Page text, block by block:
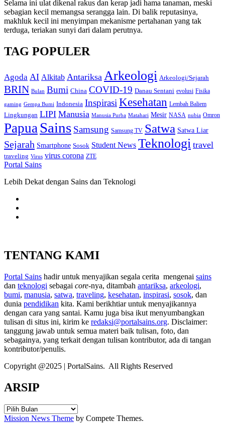
Selama ini ulat dikenal rakus dan kerap jadi hama tanaman, meski
sebagian kecil memangsa serangga lain. Di balik reputasinya,
makhluk kecil ini menyimpan mekanisme pertahanan yang tak
terduga, teriakan sunyi dari dalam perutnya.
TAG POPULER
Agoda AI Alkitab Antariksa Arkeologi Arkeologi/Sejarah
BRIN Bulan Bumi China COVID-19 Danau Sentani evolusi Fisika
gaming Gempa Bumi Indonesia InspirasiKesehatan Lembah Baliem
Lingkungan LIPI Manusia Manusia Purba Matahari Mesir NASA nubia Omron
Papua Sains Samsung Samsung TV Satwa Satwa Liar
Sejarah Smartphone Sosok Student News Teknologi travel
traveling Virus virus corona ZTE
Portal Sains
Lebih Dekat dengan Sains dan Teknologi
TENTANG KAMI
Portal Sains hadir untuk menyajikan segala cerita mengenai sains
dan teknologi sebagai core-nya, ditambah antariksa, arkeologi,
bumi, manusia, satwa, traveling, kesehatan, inspirasi, sosok, dan
dunia pendidikan kita. Kami berikhtiar untuk menyajikannya
dengan cara yang santai. Kamu juga bisa ikut menyumbangkan
tulisan di situs ini, kirim ke redaksi@portalsains.org. Disclaimer:
tanggung jawab untuk semua materi baik tulisan, foto, dan
sebagainya, yang terkait dengan tulisan kontributor, ada di tangan
kontributor/penulis.
Copyright @2025 | PortalSains. All Rights Reserved
ARSIP
ARSIP
Mission News Theme by Compete Themes.